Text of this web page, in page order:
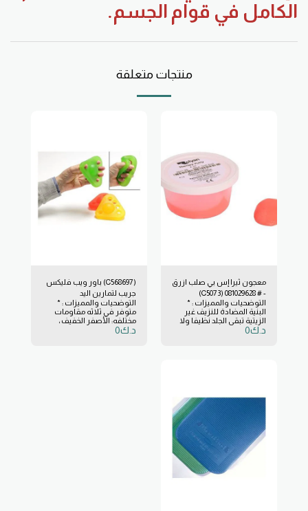
الكامل في قوام الجسم.
منتجات متعلقة
معجون ثيرا إس بي صلب ازرق
- # 081029628 (C5073)
التوضحيات والمميزات : *
البنية المضادة للنزيف غير
الزيتية تبقي الجلد نظيفا ولا
تلتصق به. * لا يترك بقع
د.ك0
(C568697) باور ويب فليكس
جريب لتمارين اليد
التوضحيات والمميزات : *
متوفر في ثلاثه مقاومات
مختلفه: الأصفر الخفيف ،
الأحمر المتوسط والأخضر
د.ك0